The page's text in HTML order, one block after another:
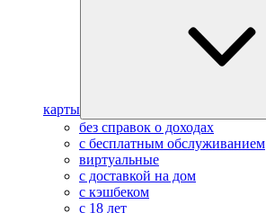
карты
без справок о доходах
с бесплатным обслуживанием
виртуальные
с доставкой на дом
с кэшбеком
с 18 лет